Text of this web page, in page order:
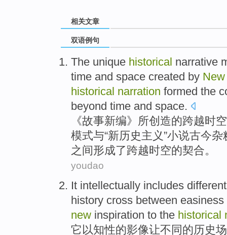
相关文章
双语例句
The unique historical narrative
time and space created by New
historical narration formed the
beyond time and space.
《故事新编》 所创造的跨越时空
模式与“新历史主义”小说古今杂
之间形成了跨越时空的契合。
youdao
It intellectually includes different
history cross between easiness
new inspiration to the historical
它 以知性的影像让不同 的 历史